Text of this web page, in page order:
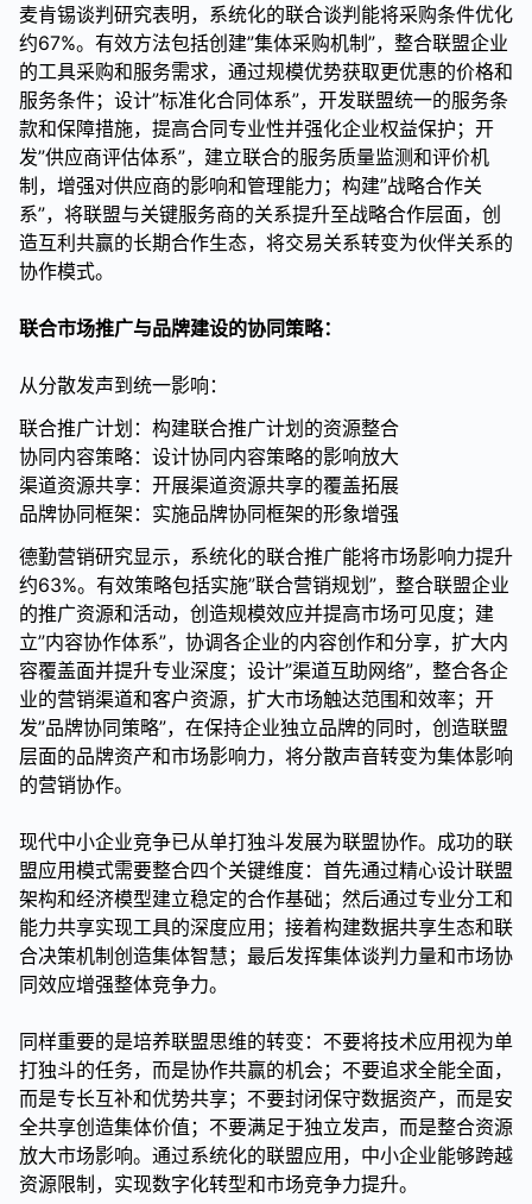
麦肯锡谈判研究表明，系统化的联合谈判能将采购条件优化
约67%。有效方法包括创建”集体采购机制”，整合联盟企业
的工具采购和服务需求，通过规模优势获取更优惠的价格和
服务条件；设计”标准化合同体系”，开发联盟统一的服务条
款和保障措施，提高合同专业性并强化企业权益保护；开
发”供应商评估体系”，建立联合的服务质量监测和评价机
制，增强对供应商的影响和管理能力；构建”战略合作关
系”，将联盟与关键服务商的关系提升至战略合作层面，创
造互利共赢的长期合作生态，将交易关系转变为伙伴关系的
协作模式。
联合市场推广与品牌建设的协同策略：
从分散发声到统一影响：
联合推广计划：构建联合推广计划的资源整合
协同内容策略：设计协同内容策略的影响放大
渠道资源共享：开展渠道资源共享的覆盖拓展
品牌协同框架：实施品牌协同框架的形象增强
德勤营销研究显示，系统化的联合推广能将市场影响力提升
约63%。有效策略包括实施”联合营销规划”，整合联盟企业
的推广资源和活动，创造规模效应并提高市场可见度；建
立”内容协作体系”，协调各企业的内容创作和分享，扩大内
容覆盖面并提升专业深度；设计”渠道互助网络”，整合各企
业的营销渠道和客户资源，扩大市场触达范围和效率；开
发”品牌协同策略”，在保持企业独立品牌的同时，创造联盟
层面的品牌资产和市场影响力，将分散声音转变为集体影响
的营销协作。
现代中小企业竞争已从单打独斗发展为联盟协作。成功的联
盟应用模式需要整合四个关键维度：首先通过精心设计联盟
架构和经济模型建立稳定的合作基础；然后通过专业分工和
能力共享实现工具的深度应用；接着构建数据共享生态和联
合决策机制创造集体智慧；最后发挥集体谈判力量和市场协
同效应增强整体竞争力。
同样重要的是培养联盟思维的转变：不要将技术应用视为单
打独斗的任务，而是协作共赢的机会；不要追求全能全面，
而是专长互补和优势共享；不要封闭保守数据资产，而是安
全共享创造集体价值；不要满足于独立发声，而是整合资源
放大市场影响。通过系统化的联盟应用，中小企业能够跨越
资源限制，实现数字化转型和市场竞争力提升。